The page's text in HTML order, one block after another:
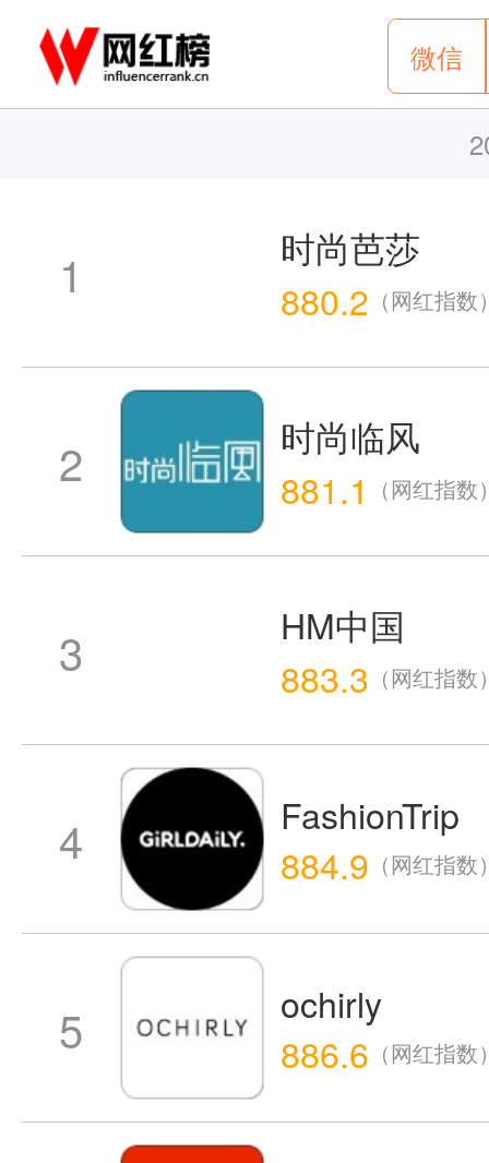
微信
1
时尚芭莎
880.2 （网红指数
2
时尚临风
881.1
（网红指数
3
HM中国
883.3 （网红指数
4
FashionTrip
884.9 （网红指数
5
ochirly
886.6 （网红指数